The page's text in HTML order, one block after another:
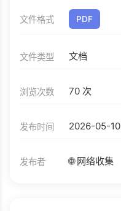
文件格式 PDF
文件类型 文档
浏览次数 70 次
发布时间 2026-05-10
发布者 🌐 网络收集